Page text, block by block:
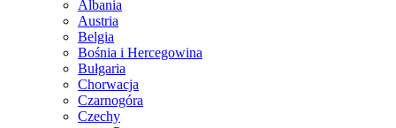
Albania
Austria
Belgia
Bośnia i Hercegowina
Bułgaria
Chorwacja
Czarnogóra
Czechy